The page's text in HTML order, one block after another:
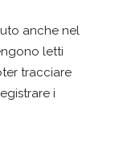
anche nel
letti
tracciare
i